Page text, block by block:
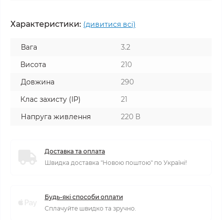
Характеристики: (дивитися всі)
Вага
3.2
Висота
210
Довжина
290
Клас захисту (ІР)
21
Напруга живлення
220 В
Доставка та оплата
Швидка доставка "Новою поштою" по Україні!
Будь-які способи оплати
Сплачуйте швидко та зручно.